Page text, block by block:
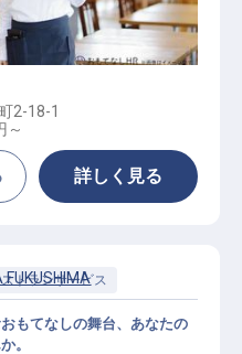
ビス
2-18-1
～
詳しく見る
トランサービス
FUKUSHIMA
もてなしの舞台、あなたの
。